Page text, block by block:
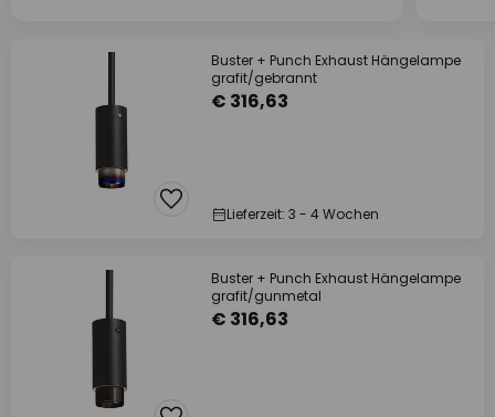
Buster + Punch Exhaust Hängelampe
grafit/gebrannt
€ 316,63
Lieferzeit: 3 - 4 Wochen
Buster + Punch Exhaust Hängelampe
grafit/gunmetal
€ 316,63